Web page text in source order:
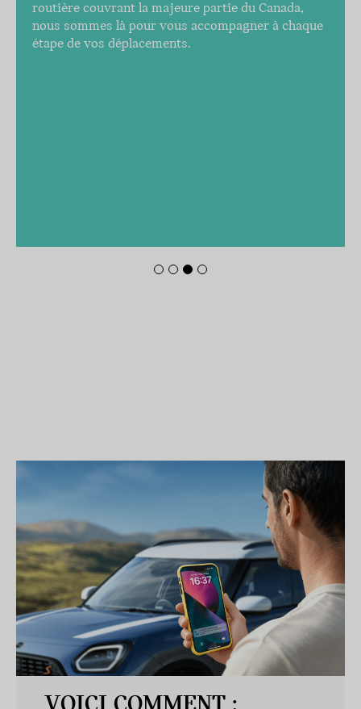
routière couvrant la majeure partie du Canada,
nous sommes là pour vous accompagner à chaque
étape de vos déplacements.